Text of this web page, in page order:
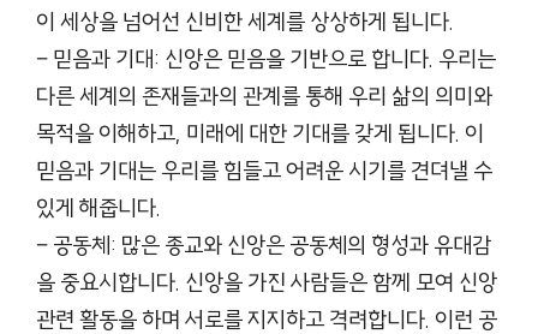
이 세상을 넘어선 신비한 세계를 상상하게 됩니다.
– 믿음과 기대: 신앙은 믿음을 기반으로 합니다. 우리는
다른 세계의 존재들과의 관계를 통해 우리 삶의 의미와
목적을 이해하고, 미래에 대한 기대를 갖게 됩니다. 이
믿음과 기대는 우리를 힘들고 어려운 시기를 견뎌낼 수
있게 해줍니다.
– 공동체: 많은 종교와 신앙은 공동체의 형성과 유대감
을 중요시합니다. 신앙을 가진 사람들은 함께 모여 신앙
관련 활동을 하며 서로를 지지하고 격려합니다. 이런 공